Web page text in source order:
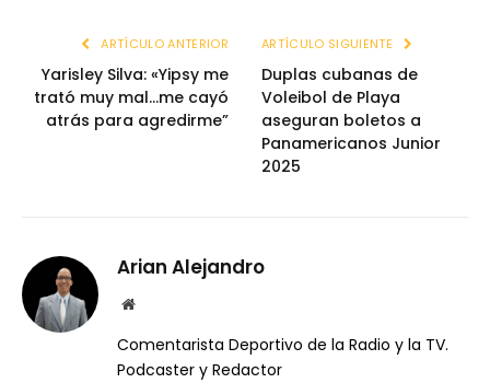
ARTÍCULO ANTERIOR
Yarisley Silva: «Yipsy me
trató muy mal…me cayó
atrás para agredirme”
ARTÍCULO SIGUIENTE
Duplas cubanas de
Voleibol de Playa
aseguran boletos a
Panamericanos Junior
2025
Arian Alejandro
Website
Comentarista Deportivo de la Radio y la TV.
Podcaster y Redactor